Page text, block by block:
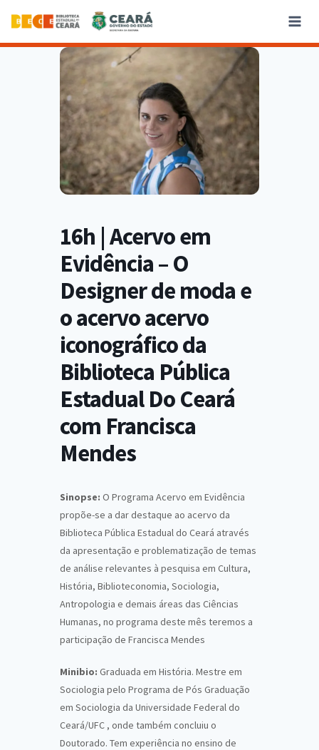
16h | Acervo em
Evidência – O
Designer de moda e
o acervo acervo
iconográfico da
Biblioteca Pública
Estadual Do Ceará
com Francisca
Mendes
Sinopse: O Programa Acervo em Evidência
propõe-se a dar destaque ao acervo da
Biblioteca Pública Estadual do Ceará através
da apresentação e problematização de temas
de análise relevantes à pesquisa em Cultura,
História, Biblioteconomia, Sociologia,
Antropologia e demais áreas das Ciências
Humanas, no programa deste mês teremos a
participação de Francisca Mendes
Minibio: Graduada em História. Mestre em
Sociologia pelo Programa de Pós Graduação
em Sociologia da Universidade Federal do
Ceará/UFC , onde também concluiu o
Doutorado. Tem experiência no ensino de